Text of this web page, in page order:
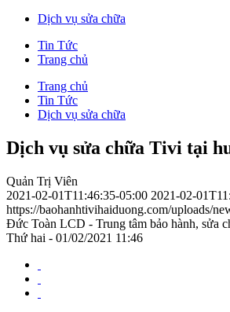
Dịch vụ sửa chữa
Tin Tức
Trang chủ
Trang chủ
Tin Tức
Dịch vụ sửa chữa
Dịch vụ sửa chữa Tivi tại
Quản Trị Viên
2021-02-01T11:46:35-05:00 2021-02-
https://baohanhtivihaiduong.com/uploads/
Đức Toàn LCD - Trung tâm bảo hành, sửa
Thứ hai - 01/02/2021 11:46